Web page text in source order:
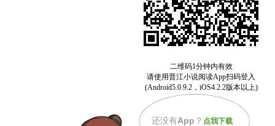
还没有App ？ 点我下载